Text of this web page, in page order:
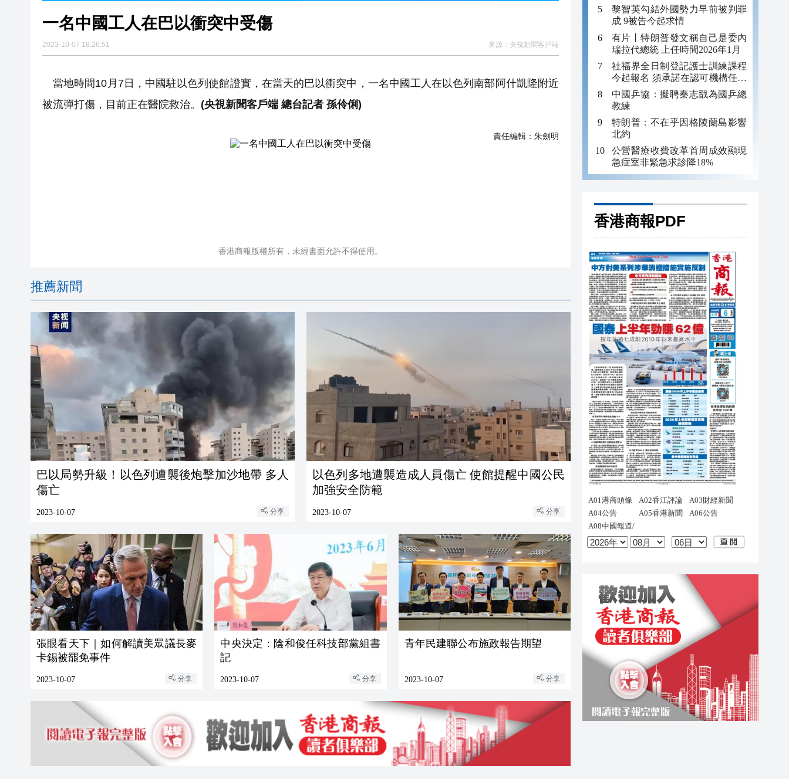
一名中國工人在巴以衝突中受傷
2023-10-07 18:26:51 來源： 央視新聞客戶端
當地時間10月7日，中國駐以色列使館證實，在當天的巴以衝突中，一名中國工人在以色列南部阿什凱隆附近
被流彈打傷，目前正在醫院救治。 (央視新聞客戶端 總台記者 孫伶俐)
責任編輯： 朱劍明
香港商報版權所有，未經書面允許不得使用。
推薦新聞
巴以局勢升級！以色列遭襲後炮擊加沙地帶 多人
傷亡
2023-10-07 分享
以色列多地遭襲造成人員傷亡 使館提醒中國公民
加強安全防範
2023-10-07 分享
張眼看天下｜如何解讀美眾議長麥
卡錫被罷免事件
2023-10-07 分享
中央決定：陰和俊任科技部黨組書
記
2023-10-07 分享
青年民建聯公布施政報告期望
2023-10-07 分享
黎智英勾結外國勢力早前被判罪
成 9被告今起求情
有片丨特朗普發文稱自己是委內
瑞拉代總統 上任時間2026年1月
社福界全日制登記護士訓練課程
今起報名 須承諾在認可機構任職
至少三年
中國乒協：擬聘秦志戩為國乒總
教練
特朗普：不在乎因格陵蘭島影響
北約
公營醫療收費改革首周成效顯現
急症室非緊急求診降18%
香港商報PDF